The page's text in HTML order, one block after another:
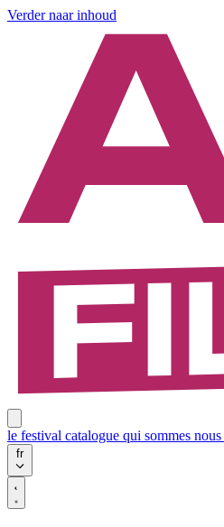
Verder naar inhoud
le festival catalogue qui sommes nous
fr